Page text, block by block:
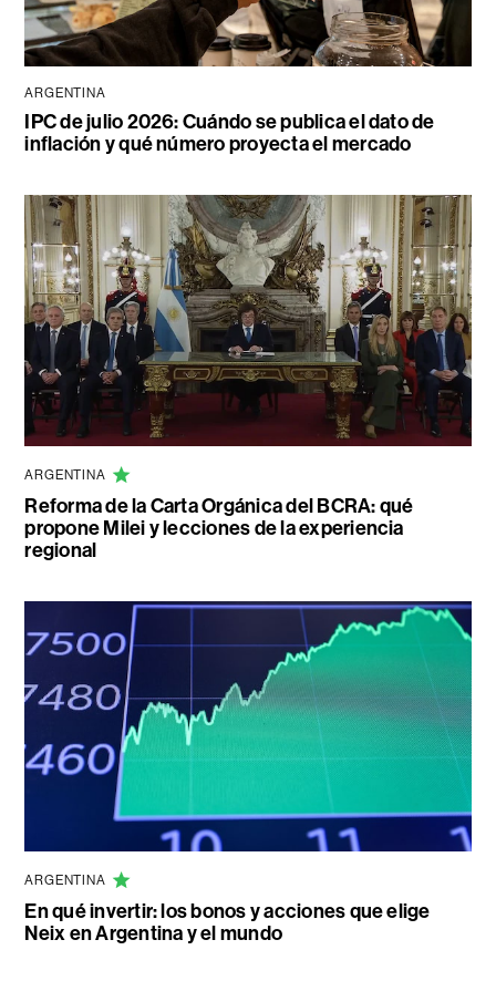
ARGENTINA
IPC de julio 2026: Cuándo se publica el dato de
inflación y qué número proyecta el mercado
ARGENTINA
Reforma de la Carta Orgánica del BCRA: qué
propone Milei y lecciones de la experiencia
regional
ARGENTINA
En qué invertir: los bonos y acciones que elige
Neix en Argentina y el mundo